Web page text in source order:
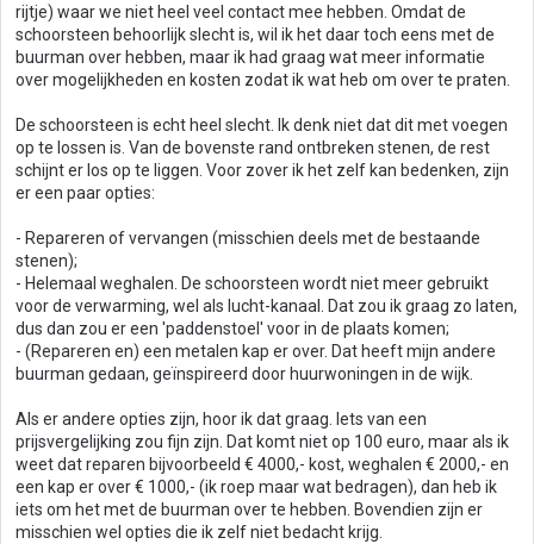
rijtje) waar we niet heel veel contact mee hebben. Omdat de
schoorsteen behoorlijk slecht is, wil ik het daar toch eens met de
buurman over hebben, maar ik had graag wat meer informatie
over mogelijkheden en kosten zodat ik wat heb om over te praten.
De schoorsteen is echt heel slecht. Ik denk niet dat dit met voegen
op te lossen is. Van de bovenste rand ontbreken stenen, de rest
schijnt er los op te liggen. Voor zover ik het zelf kan bedenken, zijn
er een paar opties:
- Repareren of vervangen (misschien deels met de bestaande
stenen);
- Helemaal weghalen. De schoorsteen wordt niet meer gebruikt
voor de verwarming, wel als lucht-kanaal. Dat zou ik graag zo laten,
dus dan zou er een 'paddenstoel' voor in de plaats komen;
- (Repareren en) een metalen kap er over. Dat heeft mijn andere
buurman gedaan, geïnspireerd door huurwoningen in de wijk.
Als er andere opties zijn, hoor ik dat graag. Iets van een
prijsvergelijking zou fijn zijn. Dat komt niet op 100 euro, maar als ik
weet dat reparen bijvoorbeeld € 4000,- kost, weghalen € 2000,- en
een kap er over € 1000,- (ik roep maar wat bedragen), dan heb ik
iets om het met de buurman over te hebben. Bovendien zijn er
misschien wel opties die ik zelf niet bedacht krijg.